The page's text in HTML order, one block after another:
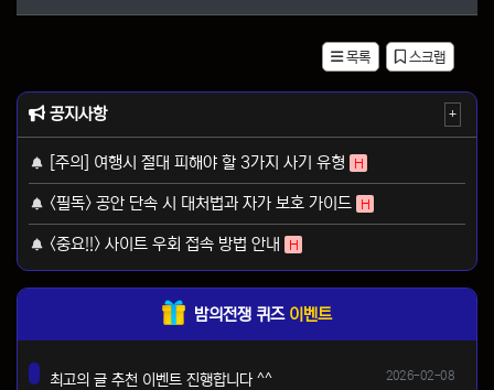
목록 스크랩
공지사항 +
[주의] 여행시 절대 피해야 할 3가지 사기 유형 H
<필독> 공안 단속 시 대처법과 자가 보호 가이드 H
<중요!!> 사이트 우회 접속 방법 안내 H
밤의전쟁 퀴즈 이벤트
등록일
2026-02-08
최고의 글 추천 이벤트 진행합니다 ^^